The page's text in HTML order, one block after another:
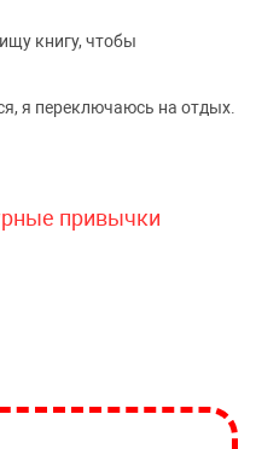
книгу, чтобы
я переключаюсь на отдых.
привычки